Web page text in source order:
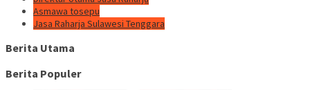
Asmawa tosepu
Jasa Raharja Sulawesi Tenggara
Berita Utama
Berita Populer